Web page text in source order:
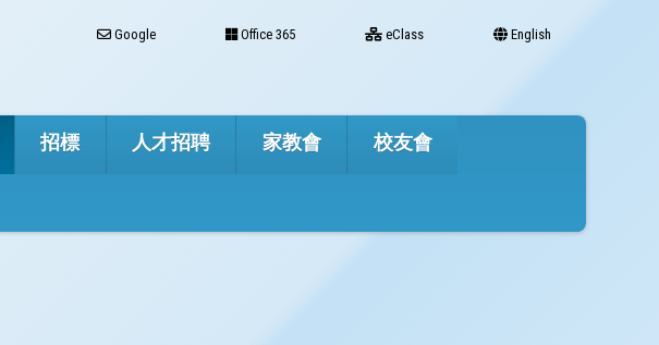
Google Office 365 eClass English
招標 人才招聘 家教會 校友會